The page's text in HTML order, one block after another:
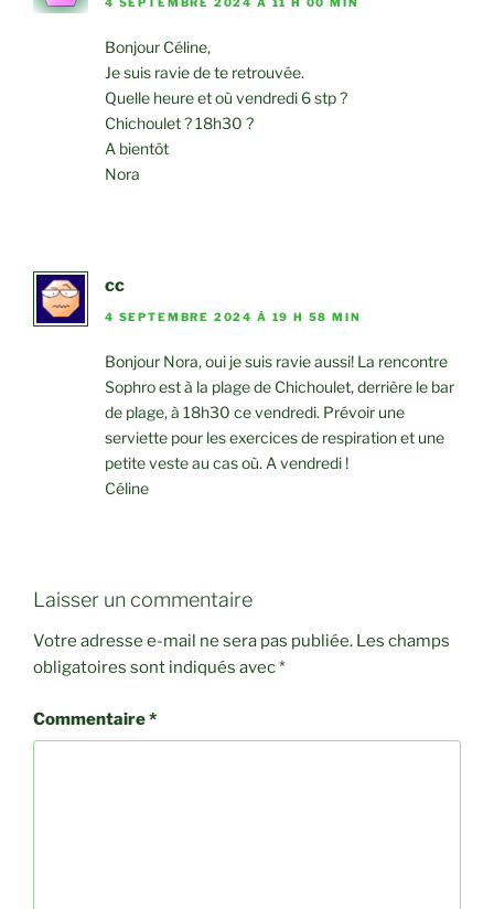
4 SEPTEMBRE 2024 À 11 H 00 MIN
Bonjour Céline,
Je suis ravie de te retrouvée.
Quelle heure et où vendredi 6 stp ?
Chichoulet ? 18h30 ?
A bientôt
Nora
cc
4 SEPTEMBRE 2024 À 19 H 58 MIN
Bonjour Nora, oui je suis ravie aussi! La rencontre
Sophro est à la plage de Chichoulet, derrière le bar
de plage, à 18h30 ce vendredi. Prévoir une
serviette pour les exercices de respiration et une
petite veste au cas où. A vendredi !
Céline
Laisser un commentaire
Votre adresse e-mail ne sera pas publiée. Les champs
obligatoires sont indiqués avec*
Commentaire*